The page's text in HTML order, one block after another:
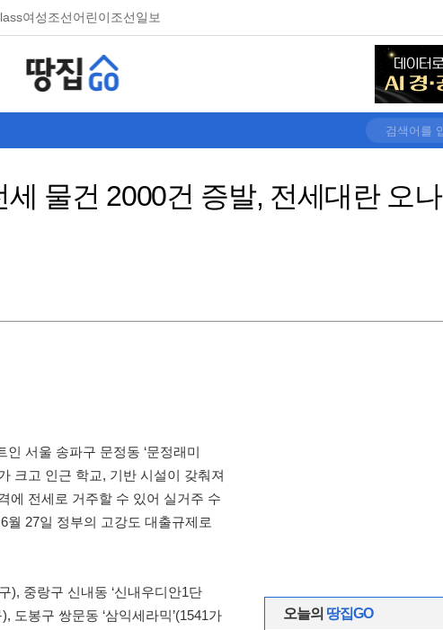
여성조선어린이조선일보
물건 2000건 증발, 전세대란 오나
서울 송파구 문정동 ‘문정래미
크고 인근 학교, 기반 시설이 갖춰져
에 전세로 거주할 수 있어 실거주 수
월 27일 정부의 고강도 대출규제로
), 중랑구 신내동 ‘신내우디안1단
도봉구 쌍문동 ‘삼익세라믹’(1541가
오늘의 땅집GO